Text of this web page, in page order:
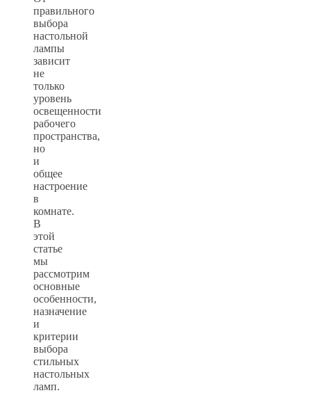
правильного
выбора
настольной
лампы
зависит
не
только
уровень
освещенности
рабочего
пространства,
но
и
общее
настроение
в
комнате.
В
этой
статье
мы
рассмотрим
основные
особенности,
назначение
и
критерии
выбора
стильных
настольных
ламп.